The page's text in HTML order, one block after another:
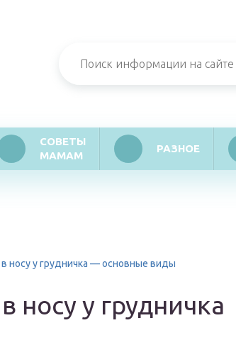
СОВЕТЫ
МАМАМ
РАЗНОЕ
носу у грудничка — основные виды
носу у грудничка